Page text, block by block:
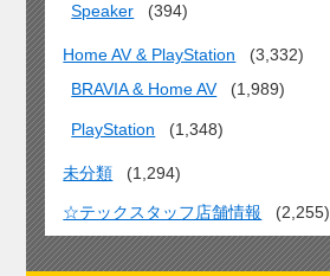
Speaker (394)
Home AV & PlayStation
(3,332)
BRAVIA & Home AV
(1,989)
PlayStation (1,348)
未分類 (1,294)
☆テックスタッフ店舗情報 (2,255)